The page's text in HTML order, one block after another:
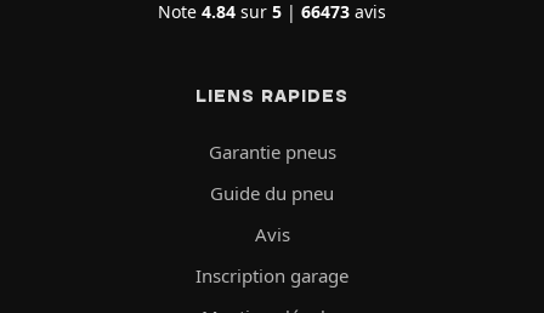
Note 4.84 sur 5 | 66473 avis
LIENS RAPIDES
Garantie pneus
Guide du pneu
Avis
Inscription garage